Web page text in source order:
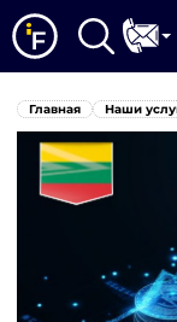
Главная Наши